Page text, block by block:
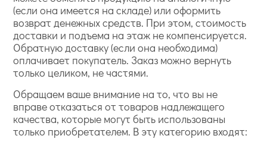
(если она имеется на складе) или оформить
возврат денежных средств. При этом, стоимость
доставки и подъема на этаж не компенсируется.
Обратную доставку (если она необходима)
оплачивает покупатель. Заказ можно вернуть
только целиком, не частями.
Обращаем ваше внимание на то, что вы не
вправе отказаться от товаров надлежащего
качества, которые могут быть использованы
только приобретателем. В эту категорию входят: